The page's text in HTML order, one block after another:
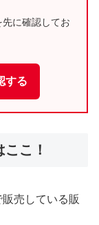
に確認してお
する
こ！
売している販